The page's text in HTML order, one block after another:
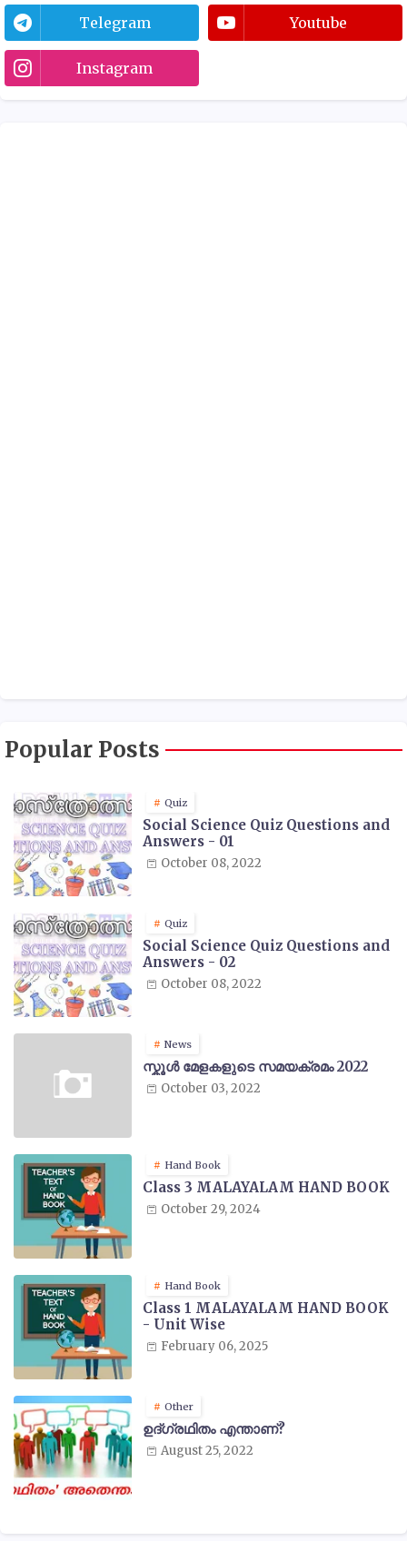
Telegram Youtube
Instagram
Popular Posts
Quiz
Social Science Quiz Questions and
Answers - 01
October 08, 2022
Quiz
Social Science Quiz Questions and
Answers - 02
October 08, 2022
News
സ്കൂൾ മേളകളുടെ സമയക്രമം 2022
October 03, 2022
Hand Book
Class 3 MALAYALAM HAND BOOK
October 29, 2024
Hand Book
Class 1 MALAYALAM HAND BOOK
- Unit Wise
February 06, 2025
Other
ഉദ്ഗ്രഥിതം എന്താണ്?
August 25, 2022